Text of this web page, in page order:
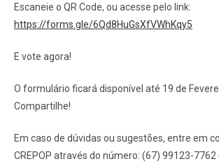
Escaneie o QR Code, ou acesse pelo link:
https://forms.gle/6Qd8HuGsXfVWhKqy5
E vote agora!
O formulário ficará disponível até 19 de
Compartilhe!
Em caso de dúvidas ou sugestões, entre em
CREPOP através do número: (67) 99123-